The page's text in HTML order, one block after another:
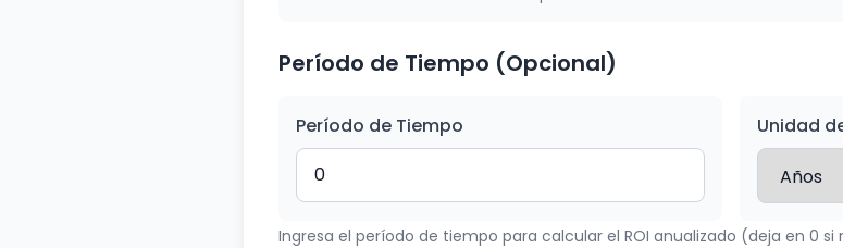
Período de Tiempo (Opcional)
Período de Tiempo Unidad
Ingresa el período de tiempo para calcular el ROI anualizado (deja en 0 si